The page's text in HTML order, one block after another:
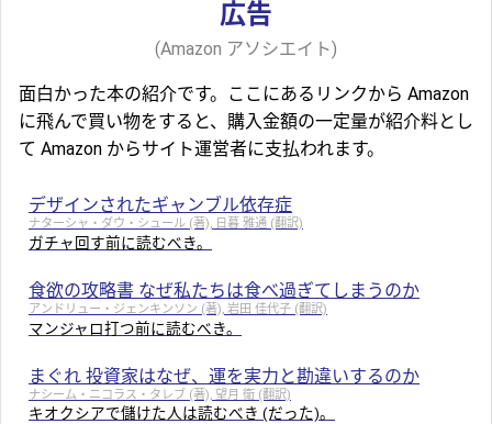
広告
(Amazon アソシエイト)
面白かった本の紹介です。ここにあるリンクから Amazon
に飛んで買い物をすると、購入金額の一定量が紹介料とし
て Amazon からサイト運営者に支払われます。
デザインされたギャンブル依存症
ナターシャ・ダウ・シュール (著), 日暮 雅通 (翻訳)
ガチャ回す前に読むべき。
食欲の攻略書 なぜ私たちは食べ過ぎてしまうのか
アンドリュー・ジェンキンソン (著), 岩田 佳代子 (翻訳)
マンジャロ打つ前に読むべき。
まぐれ 投資家はなぜ、運を実力と勘違いするのか
ナシーム・ニコラス・タレブ (著), 望月 衛 (翻訳)
キオクシアで儲けた人は読むべき (だった)。